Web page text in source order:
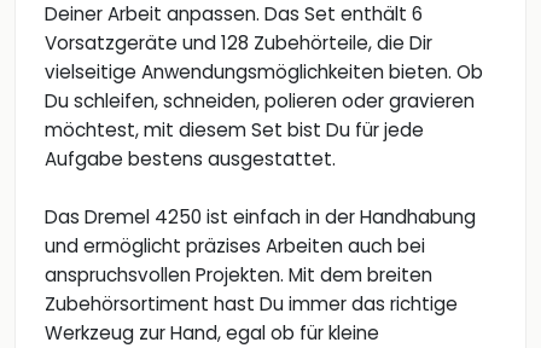
Deiner Arbeit anpassen. Das Set enthält 6
Vorsatzgeräte und 128 Zubehörteile, die Dir
vielseitige Anwendungsmöglichkeiten bieten. Ob
Du schleifen, schneiden, polieren oder gravieren
möchtest, mit diesem Set bist Du für jede
Aufgabe bestens ausgestattet.
Das Dremel 4250 ist einfach in der Handhabung
und ermöglicht präzises Arbeiten auch bei
anspruchsvollen Projekten. Mit dem breiten
Zubehörsortiment hast Du immer das richtige
Werkzeug zur Hand, egal ob für kleine